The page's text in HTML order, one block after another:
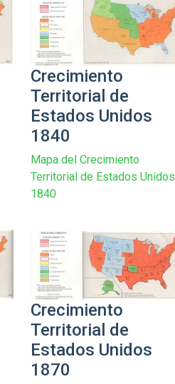
Crecimiento
Territorial de
Estados Unidos
1840
Mapa del Crecimiento
Territorial de Estados Unidos
1840
Crecimiento
Territorial de
Estados Unidos
1870